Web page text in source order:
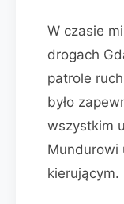
W czasie
drogach
patrole
było
wszystkim
Mundurowi
kierującym.